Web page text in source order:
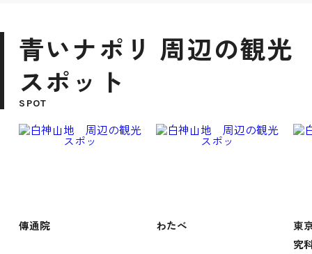
青いナポリ 周辺の観光
スポット
SPOT
傳通院 わたべ
東
究